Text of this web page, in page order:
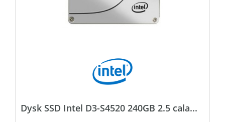
Dysk SSD Intel D3-S4520 240GB 2.5 cala...